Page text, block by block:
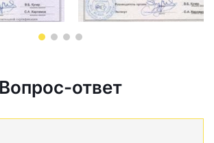
Вопрос-ответ